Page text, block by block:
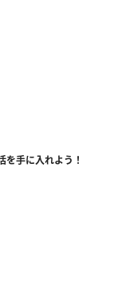
を手に入れよう！